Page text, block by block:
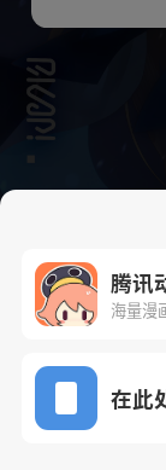
下一话
腾讯
海量漫
在此